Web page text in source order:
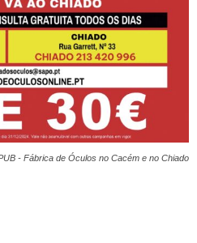
- Fábrica de Óculos no Cacém e no Chiado